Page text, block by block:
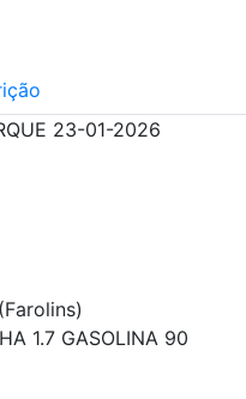
23-01-2026
1.7 GASOLINA 90